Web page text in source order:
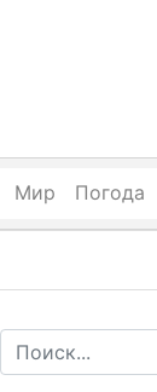
Мир Погода